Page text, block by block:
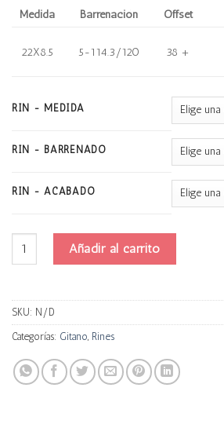
Medida Barrenación Offset
22X8.5 5-114.3/120 38 +
RIN - MEDIDA
RIN - BARRENADO
RIN - ACABADO
Gitano G-25 cantidadAñadir al carrito
SKU: N/D
Categorías: Gitano, Rines